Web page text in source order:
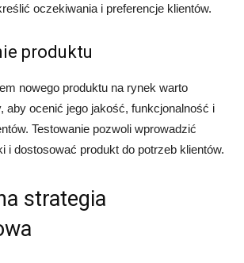
oczekiwania i preferencje klientów.
produktu
nowego produktu na rynek warto
aby ocenić jego jakość, funkcjonalność i
Testowanie pozwoli wprowadzić
i dostosować produkt do potrzeb klientów.
strategia